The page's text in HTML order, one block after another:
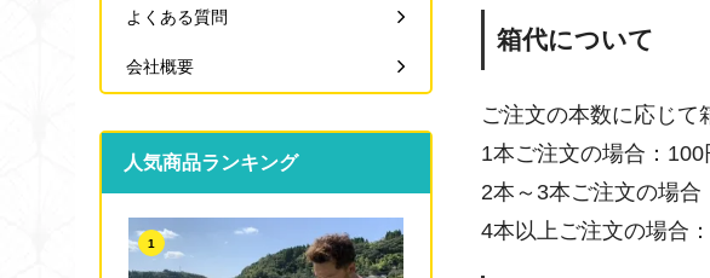
箱代について
ご注文の本数に応じて
1本ご注文の場合：100
2本～3本ご注文の場合
4本以上ご注文の場合
よくある質問
会社概要
人気商品ランキング
1